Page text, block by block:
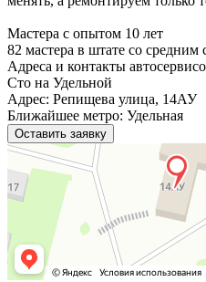
Мастера с опытом 10 лет
82 мастера в штате со средним
Адреса и контакты
Сто на Удельной
Адрес: Репищева улица, 14АУ
Ближайшее метро: Удельная
Оставить заявку